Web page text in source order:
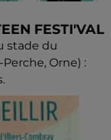
FESTI'VAL
stade du
Orne) :